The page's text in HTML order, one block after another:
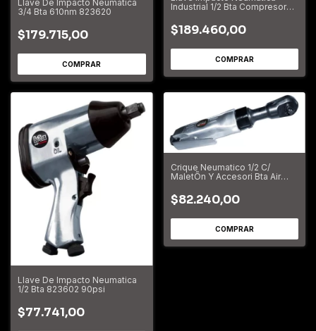
Llave De Impacto Neumatica
3/4 Bta 610nm 823620
$179.715,00
Industrial 1/2 Bta Compresor
$189.460,00
Llave De Impacto Neumatica
1/2 Bta 823602 90psi
$77.741,00
Crique Neumatico 1/2 C/
MaletÕn Y Accesori Bta Air
$82.240,00